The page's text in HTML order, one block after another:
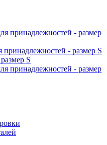
принадлежностей - размер
- размер S
S
принадлежностей - размер